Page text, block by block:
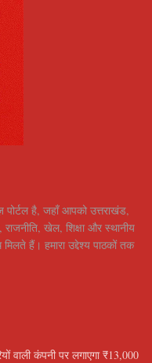
पोर्टल है, जहाँ आपको उत्तराखंड,
खेल, शिक्षा और स्थानीय
हैं। हमारा उद्देश्य पाठकों तक
वाली कंपनी पर लगाएगा ₹13,000